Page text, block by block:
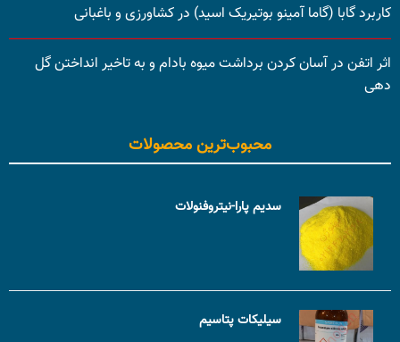
کاربرد گابا (گاما آمینو بوتیریک اسید) در کشاورزی و باغبانی
اثر اتفن در آسان کردن برداشت میوه بادام و به تاخیر انداختن گل
دهی
محبوب‌ترین محصولات
سدیم پارا-نیتروفنولات
سیلیکات پتاسیم